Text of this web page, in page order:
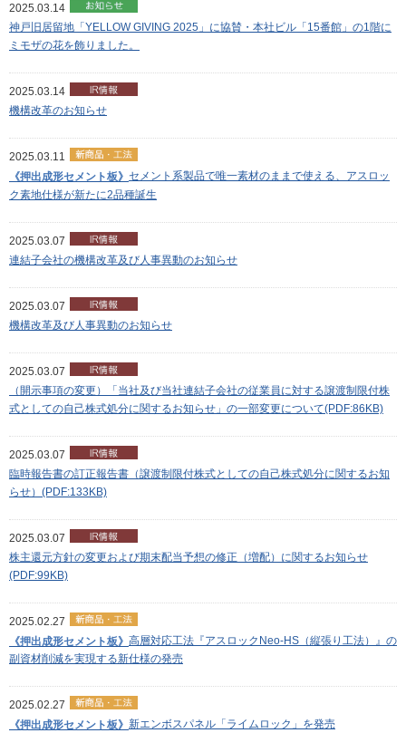
2025.03.14
神戸旧居留地「YELLOW GIVING 2025」に協賛・本社ビル「15番館」の1階に
ミモザの花を飾りました。
2025.03.14
機構改革のお知らせ
2025.03.11
《押出成形セメント板》 セメント系製品で唯一素材のままで使える、アスロッ
ク素地仕様が新たに2品種誕生
2025.03.07
連結子会社の機構改革及び人事異動のお知らせ
2025.03.07
機構改革及び人事異動のお知らせ
2025.03.07
（開示事項の変更）「当社及び当社連結子会社の従業員に対する譲渡制限付株
式としての自己株式処分に関するお知らせ」の一部変更について(PDF:86KB)
2025.03.07
臨時報告書の訂正報告書（譲渡制限付株式としての自己株式処分に関するお知
らせ）(PDF:133KB)
2025.03.07
株主還元方針の変更および期末配当予想の修正（増配）に関するお知らせ
(PDF:99KB)
2025.02.27
《押出成形セメント板》 高層対応工法『アスロックNeo-HS（縦張り工法）』の
副資材削減を実現する新仕様の発売
2025.02.27
《押出成形セメント板》 新エンボスパネル「ライムロック」を発売